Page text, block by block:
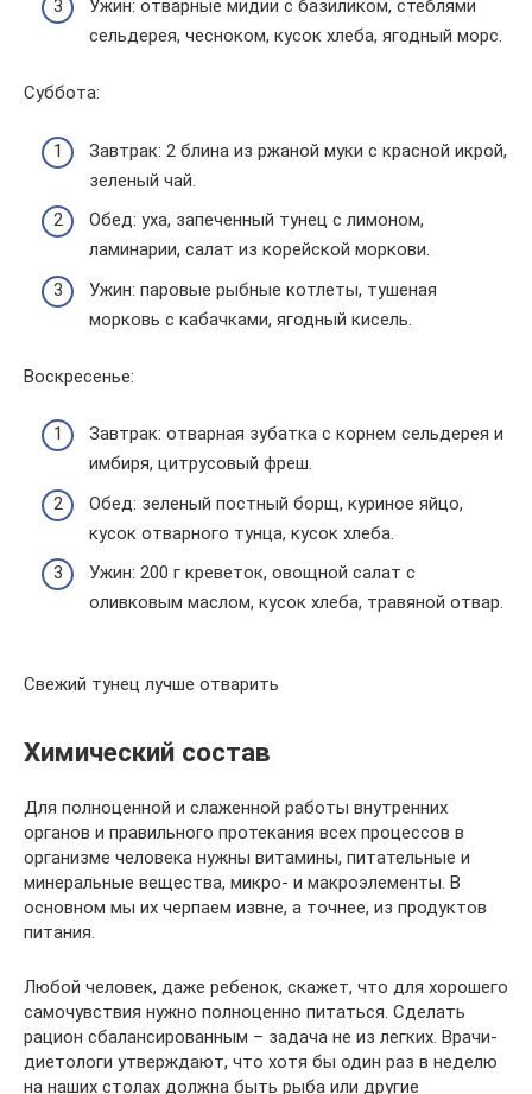
Ужин: отварные мидии с базиликом, стеблями
сельдерея, чесноком, кусок хлеба, ягодный морс.
Суббота:
Завтрак: 2 блина из ржаной муки с красной икрой,
зеленый чай.
Обед: уха, запеченный тунец с лимоном,
ламинарии, салат из корейской моркови.
Ужин: паровые рыбные котлеты, тушеная
морковь с кабачками, ягодный кисель.
Воскресенье:
Завтрак: отварная зубатка с корнем сельдерея и
имбиря, цитрусовый фреш.
Обед: зеленый постный борщ, куриное яйцо,
кусок отварного тунца, кусок хлеба.
Ужин: 200 г креветок, овощной салат с
оливковым маслом, кусок хлеба, травяной отвар.
Свежий тунец лучше отварить
Химический состав
Для полноценной и слаженной работы внутренних
органов и правильного протекания всех процессов в
организме человека нужны витамины, питательные и
минеральные вещества, микро- и макроэлементы. В
основном мы их черпаем извне, а точнее, из продуктов
питания.
Любой человек, даже ребенок, скажет, что для хорошего
самочувствия нужно полноценно питаться. Сделать
рацион сбалансированным – задача не из легких. Врачи-
диетологи утверждают, что хотя бы один раз в неделю
на наших столах должна быть рыба или другие